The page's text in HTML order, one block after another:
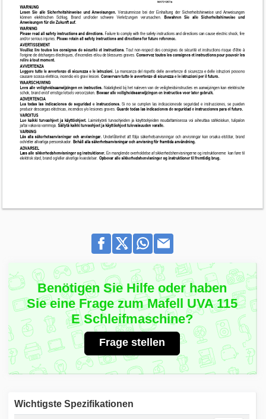
Benötigen Sie Hilfe oder haben
Sie eine Frage zum Mafell UVA 115
E Schleifmaschine?
Frage stellen
Wichtigste Spezifikationen